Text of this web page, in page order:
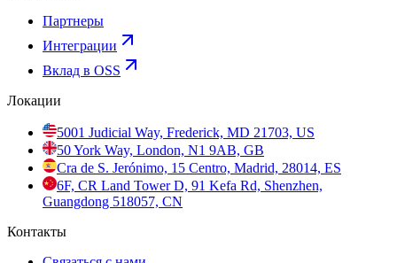
Партнеры
Интеграции
Вклад в OSS
Локации
5001 Judicial Way, Frederick, MD 21703, US
50 York Way, London, N1 9AB, GB
Cra de S. Jerónimo, 15 Centro, Madrid, 28014, ES
6F, CR Land Tower D, 91 Kefa Rd, Shenzhen,
Guangdong 518057, CN
Контакты